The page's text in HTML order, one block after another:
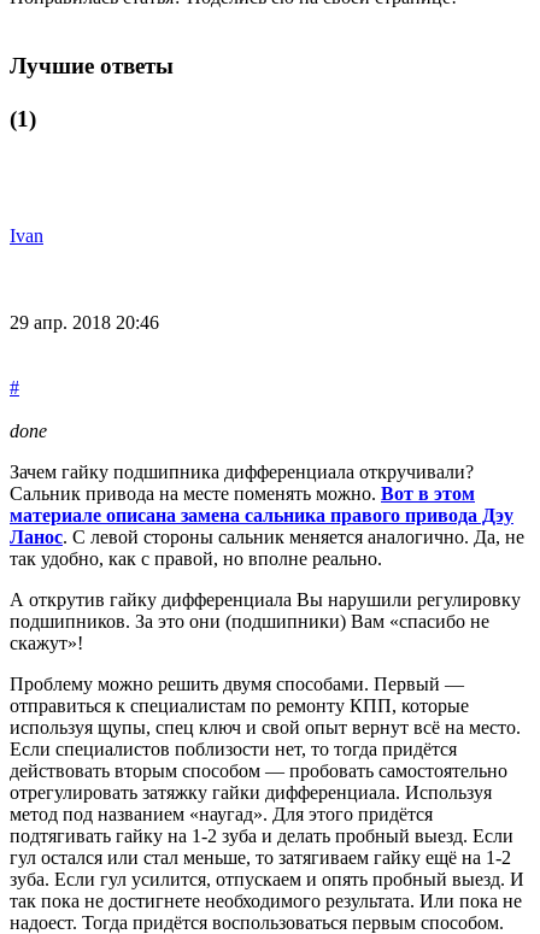
Лучшие ответы
(1)
Ivan
29 апр. 2018 20:46
#
done
Зачем гайку подшипника дифференциала откручивали?
Сальник привода на месте поменять можно. Вот в этом
материале описана замена сальника правого привода Дэу
Ланос. С левой стороны сальник меняется аналогично. Да, не
так удобно, как с правой, но вполне реально.
А открутив гайку дифференциала Вы нарушили регулировку
подшипников. За это они (подшипники) Вам «спасибо не
скажут»!
Проблему можно решить двумя способами. Первый —
отправиться к специалистам по ремонту КПП, которые
используя щупы, спец ключ и свой опыт вернут всё на место.
Если специалистов поблизости нет, то тогда придётся
действовать вторым способом — пробовать самостоятельно
отрегулировать затяжку гайки дифференциала. Используя
метод под названием «наугад». Для этого придётся
подтягивать гайку на 1-2 зуба и делать пробный выезд. Если
гул остался или стал меньше, то затягиваем гайку ещё на 1-2
зуба. Если гул усилится, отпускаем и опять пробный выезд. И
так пока не достигнете необходимого результата. Или пока не
надоест. Тогда придётся воспользоваться первым способом.